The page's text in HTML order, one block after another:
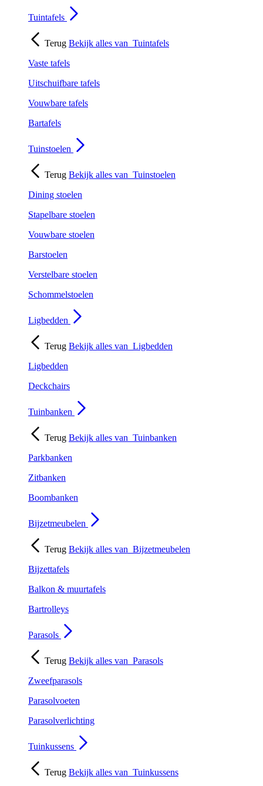
Tuintafels
Terug Bekijk alles van Tuintafels
Vaste tafels
Uitschuifbare tafels
Vouwbare tafels
Bartafels
Tuinstoelen
Terug Bekijk alles van Tuinstoelen
Dining stoelen
Stapelbare stoelen
Vouwbare stoelen
Barstoelen
Verstelbare stoelen
Schommelstoelen
Ligbedden
Terug Bekijk alles van Ligbedden
Ligbedden
Deckchairs
Tuinbanken
Terug Bekijk alles van Tuinbanken
Parkbanken
Zitbanken
Boombanken
Bijzetmeubelen
Terug Bekijk alles van Bijzetmeubelen
Bijzettafels
Balkon & muurtafels
Bartrolleys
Parasols
Terug Bekijk alles van Parasols
Zweefparasols
Parasolvoeten
Parasolverlichting
Tuinkussens
Terug Bekijk alles van Tuinkussens